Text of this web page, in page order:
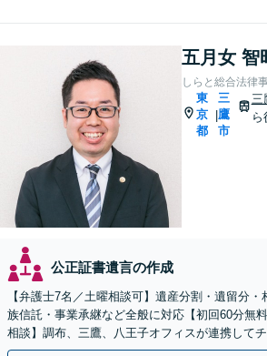
五月女 智
しらと総合法律
東
京
都
|
三
鷹
市
三
ら
公正証書遺言の作成
【弁護士7名／土曜相談可】遺産分割・遺留分
族信託・事業承継など全般に対応【初回60分無
相談】調布、三鷹、八王子オフィスが連携して
相続発生前のご相談など有料相談になるものも